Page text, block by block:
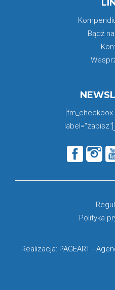
Bądź
[fm_checkbox
label="zapisz"]
Realizacja: PAGEART -
Polityka